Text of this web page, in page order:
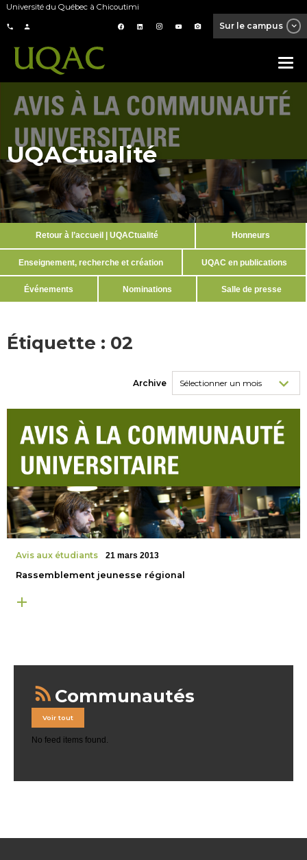
Université du Québec à Chicoutimi
Sur le campus
UQACtualité
Retour à l’accueil | UQACtualité Honneurs
Enseignement, recherche et création UQAC en publications
Événements Nominations Salle de presse
Étiquette : 02
Archive
Avis aux étudiants 21 mars 2013
Rassemblement jeunesse régional
Communautés
Voir tout
No feed items found.